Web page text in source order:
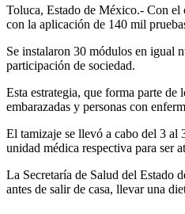
Toluca, Estado de México.- Con el
con la aplicación de 140 mil
Se instalaron 30 módulos en igual
participación de sociedad.
Esta estrategia, que forma parte
embarazadas y personas con
El tamizaje se llevó a cabo del 3 al
unidad médica respectiva para ser
La Secretaría de Salud del Estado
antes de salir de casa, llevar una